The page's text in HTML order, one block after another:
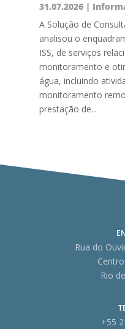
31.07.2026|
A Solução de
analisou o
ISS, de serviços
monitoramento e
água, incluindo
monitoramento
prestação de...
Rua do
Rio
+55